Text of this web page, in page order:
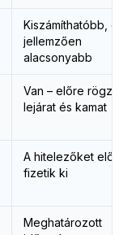
Kiszámíthatóbb,
jellemzően
alacsonyabb
Van – előre
lejárat és kamat
A hitelezőket
fizetik ki
Meghatározott